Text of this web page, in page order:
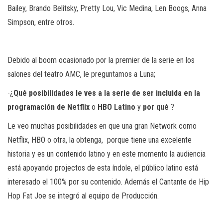
Bailey, Brando Belitsky, Pretty Lou, Vic Medina, Len Boogs, Anna
Simpson, entre otros.
Debido al boom ocasionado por la premier de la serie en los
salones del teatro AMC, le preguntamos a Luna;
-¿ Qué posibilidades le ves a la serie de ser incluida en la
programación de Netflix o HBO Latino y por qué ?
Le veo muchas posibilidades en que una gran Network como
Netflix, HBO o otra, la obtenga, porque tiene una excelente
historia y es un contenido latino y en este momento la audiencia
está apoyando projectos de esta índole, el público latino está
interesado el 100% por su contenido. Además el Cantante de Hip
Hop Fat Joe se integró al equipo de Producción.